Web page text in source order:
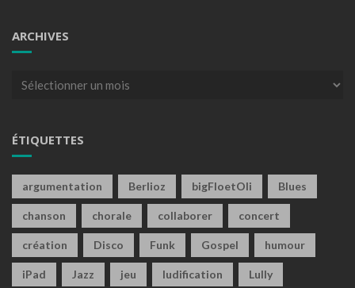
ARCHIVES
Archives
ÉTIQUETTES
argumentation Berlioz bigFloetOli Blues
chanson chorale collaborer concert
création Disco Funk Gospel humour
iPad Jazz jeu ludification Lully